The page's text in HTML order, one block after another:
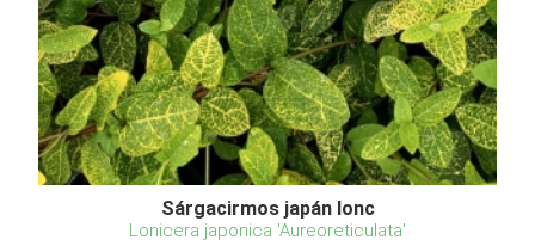
Sárgacirmos japán lonc
Lonicera japonica 'Aureoreticulata'